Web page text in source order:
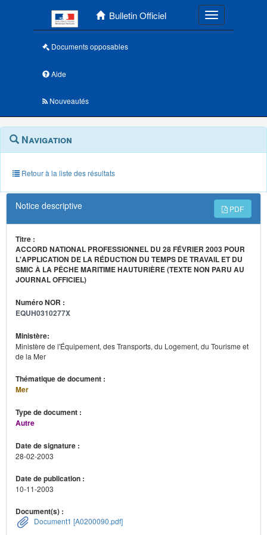
Bulletin Officiel Toggle
Documents opposables
Aide
Nouveautés
Navigation
outils
annexes
Menu
contextuel
Navigation
Retour à la liste des résultats
Notice descriptive PDF
Titre :
ACCORD NATIONAL PROFESSIONNEL DU 28 FÉVRIER 2003 POUR
L'APPLICATION DE LA RÉDUCTION DU TEMPS DE TRAVAIL ET DU
SMIC À LA PÊCHE MARITIME HAUTURIÈRE (TEXTE NON PARU AU
JOURNAL OFFICIEL)
Numéro NOR :
EQUH0310277X
Ministère:
Ministère de l'Équipement, des Transports, du Logement, du Tourisme et
de la Mer
Thématique de document :
Mer
Type de document :
Autre
Date de signature :
28-02-2003
Date de publication :
10-11-2003
Document(s) :
Document1 [A0200090.pdf]